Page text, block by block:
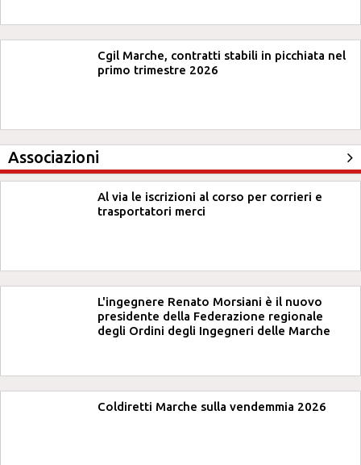
Cgil Marche, contratti stabili in picchiata nel
primo trimestre 2026
Associazioni
Al via le iscrizioni al corso per corrieri e
trasportatori merci
L'ingegnere Renato Morsiani è il nuovo
presidente della Federazione regionale
degli Ordini degli Ingegneri delle Marche
Coldiretti Marche sulla vendemmia 2026